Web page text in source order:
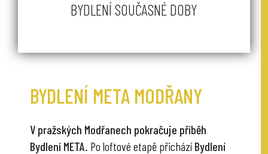
BYDLENÍ SOUČASNÉ DOBY
BYDLENÍ META MODŘANY
V pražských Modřanech pokračuje příběh
Bydlení META. Po loftové etapě přichází Bydlení